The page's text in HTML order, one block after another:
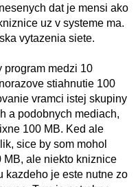
dat je mensi ako
uz v systeme ma.
vytazenia siete.
program medzi 10
stiahnutie 100
vramci istej skupiny
a podobnych mediach,
100 MB. Ked ale
sice by som mohol
ale niekto kniznice
kazdeho je este nutne zo